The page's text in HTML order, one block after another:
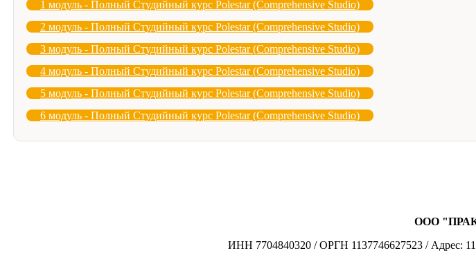
1 модуль - Полный Студийный курс Polestar (Comprehensive Studio)
2 модуль - Полный Студийный курс Polestar (Comprehensive Studio)
3 модуль - Полный Студийный курс Polestar (Comprehensive Studio)
4 модуль - Полный Студийный курс Polestar (Comprehensive Studio)
5 модуль - Полный Студийный курс Polestar (Comprehensive Studio)
6 модуль - Полный Студийный курс Polestar (Comprehensive Studio)
ООО
ИНН 7704840320 / ОРГН 1137746627523 / Адрес: